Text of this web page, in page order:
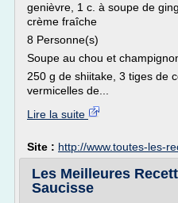
genièvre, 1 c. à soupe de
crème fraîche
8 Personne(s)
Soupe au chou et
250 g de shiitake, 3 tiges de
vermicelles de...
Lire la suite
Site : http://www.toutes-les-
Les Meilleures
Saucisse